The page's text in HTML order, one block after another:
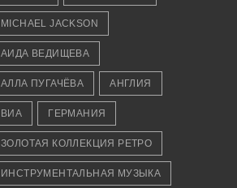
MICHAEL JACKSON
АИДА ВЕДИЩЕВА
АЛЛА ПУГАЧЁВА АНГЛИЯ
ВИА ГЕРМАНИЯ
ЗОЛОТАЯ КОЛЛЕКЦИЯ РЕТРО
ИНСТРУМЕНТАЛЬНАЯ МУЗЫКА